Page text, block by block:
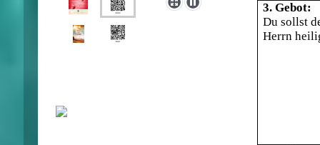
3. Gebot:
Du sollst
Herrn